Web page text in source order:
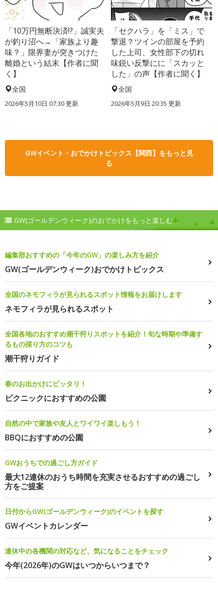
「10万円無断決済!?」誠実夫
が釣り沼へ→「家族より趣
味？」限界妻が突きつけた
離婚という結末【作者に聞
く】
全国
2026年5月10日 07:30 更新
「セクハラ」を「ミス」で
撃退？ツインの部屋を予約
した上司、女性部下の切れ
味鋭い反撃にに「スカッと
した」の声【作者に聞く】
全国
2026年5月9日 20:35 更新
GWイベント・おでかけトピックス【関西】をもっと見
る
GW(ゴールデンウィーク)のおでかけをもっと楽しむ
編集部おすすめの「今年のGW」の楽しみ方を紹介
GW(ゴールデンウィーク)おでかけトピックス
全国のネモフィラが見られるスポット情報をお届けします
ネモフィラが見られるスポット
全国各地のおすすめ潮干狩りスポットを紹介！旬な時期や準備す
るもの採り方のコツも
潮干狩りガイド
春のお出かけにピッタリ！
ピクニックにおすすめの公園
自然の中で家族や友人とワイワイ楽しもう！
BBQにおすすめの公園
GWおうちでの過ごし方ガイド
最大12連休のおうち時間を充実させるおすすめの過ごし
方をご提案
日付からGW(ゴールデンウィーク)のイベントを探す
GWイベントカレンダー
連休中の各機関の対応など、気になることをチェック
今年(2026年)のGWはいつからいつまで？